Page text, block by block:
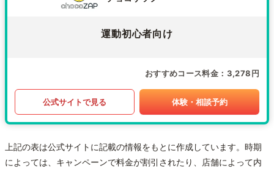
運動初心者向け
おすすめコース料金 3,278円
公式サイトで見る 体験・相談予約
上記の表は公式サイトに記載の情報をもとに作成しています。時期
によっては、キャンペーンで料金が割引されたり、店舗によって内